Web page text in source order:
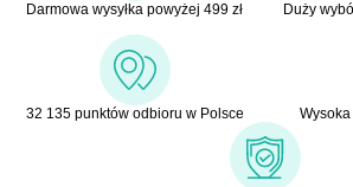
Darmowa wysyłka powyżej 499 zł
Duży
32 135 punktów odbioru w Polsce